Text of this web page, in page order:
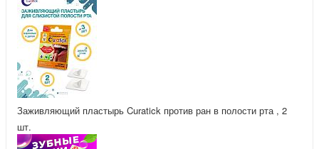
Заживляющий пластырь Curatick против ран в полости рта , 2
шт.